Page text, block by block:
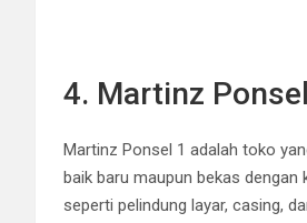
4. Martinz
Martinz Ponsel 1 adalah toko
baik baru maupun bekas
seperti pelindung layar, casing,